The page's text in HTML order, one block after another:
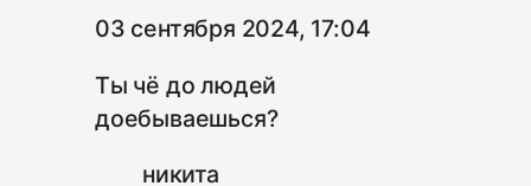
03 сентября 2024, 17:04
Ты чё до людей
доебываешься?
никита